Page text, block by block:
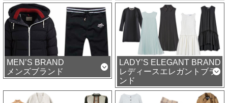
MEN’S BRAND
メンズブランド
LADY’S ELEGANT BRAND
レディースエレガントブラ
ンド